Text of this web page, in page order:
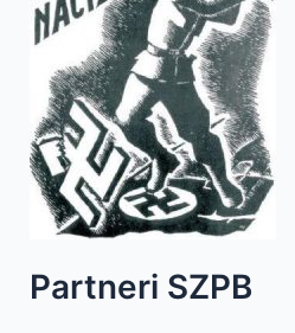
Partneri SZPB